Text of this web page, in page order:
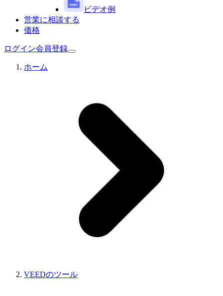
ビデオ例
営業に相談する
価格
ログイン会員登録
ホーム
VEEDのツール